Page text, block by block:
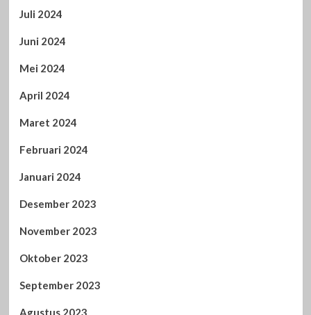
Juli 2024
Juni 2024
Mei 2024
April 2024
Maret 2024
Februari 2024
Januari 2024
Desember 2023
November 2023
Oktober 2023
September 2023
Agustus 2023